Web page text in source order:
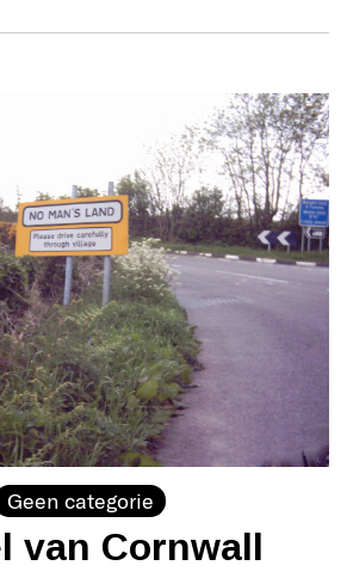
Geen categorie
van Cornwall